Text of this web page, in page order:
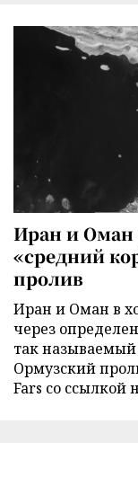
Иран и Оман
«средний
пролив
Иран и Оман в
через
так
Ормузский
Fars со